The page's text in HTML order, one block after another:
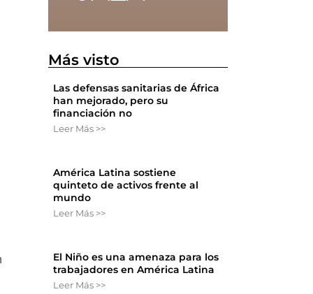
Más visto
Las defensas sanitarias de África
han mejorado, pero su
financiación no
Leer Más >>
América Latina sostiene
quinteto de activos frente al
mundo
Leer Más >>
El Niño es una amenaza para los
trabajadores en América Latina
Leer Más >>